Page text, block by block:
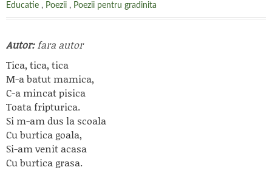
Educatie , Poezii , Poezii pentru gradinita
Autor:fara autor
Tica, tica, tica
M-a batut mamica,
C-a mincat pisica
Toata fripturica.
Si m-am dus la scoala
Cu burtica goala,
Si-am venit acasa
Cu burtica grasa.